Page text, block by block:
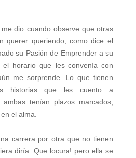
dio cuando observe que otras
querer queriendo, como dice el
su Pasión de Emprender a su
el horario que les convenía con
me sorprende. Lo que tienen
historias que les cuento a
tenían plazos marcados,
el alma.
carrera por otra que no tienen
diría: Que locura! pero ella se